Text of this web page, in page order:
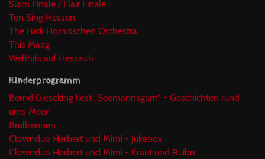
Slam Finale / Flair Finale
Ten Sing Hessen
The Fuck Hornisschen Orchestra
This Maag
Welthits auf Hessisch
Kinderprogramm
Bernd Gieseking liest „Seemannsgarn“ - Geschichten rund
ums Meer
Brüllrennen
Clownduo Herbert und Mimi - Jukebox
Clownduo Herbert und Mimi - Kraut und Ruibn